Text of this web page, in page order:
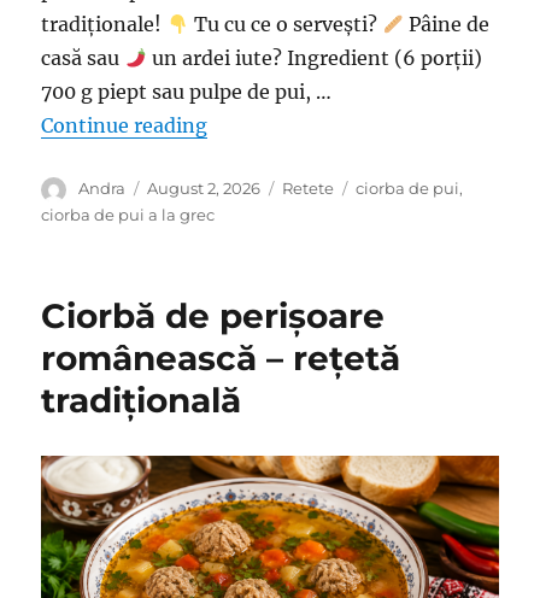
tradiționale!
Tu cu ce o servești?
Pâine de
casă sau
un ardei iute? Ingredient (6 porții)
700 g piept sau pulpe de pui, …
Continue reading“Ciorbă de pui a la grec – Atât de
Author
Andra
Posted
on
August 2, 2026 Categories
Retete Tags
ciorba de pui,
ciorba de pui a la grec
Ciorbă de perișoare
românească – rețetă
tradițională